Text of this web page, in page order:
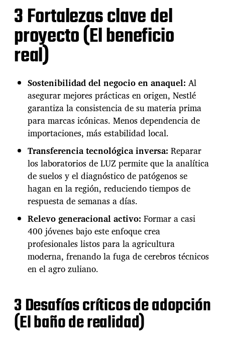
n
e
r
a
a
p
a
r
a
b
l
i
n
d
a
r
e
s
u
m
i
n
i
r
o
d
e
3 Fortalezas clave del
proyecto (El beneficio
real)
Sostenibilidad del negocio en anaquel: Al
asegurar mejores prácticas en origen, Nestlé
garantiza la consistencia de su materia prima
para marcas icónicas. Menos dependencia de
importaciones, más estabilidad local.
Transferencia tecnológica inversa: Reparar
los laboratorios de LUZ permite que la analítica
de suelos y el diagnóstico de patógenos se
hagan en la región, reduciendo tiempos de
respuesta de semanas a días.
Relevo generacional activo: Formar a casi
400 jóvenes bajo este enfoque crea
profesionales listos para la agricultura
moderna, frenando la fuga de cerebros técnicos
en el agro zuliano.
3 Desafíos críticos de adopción
(El baño de realidad)